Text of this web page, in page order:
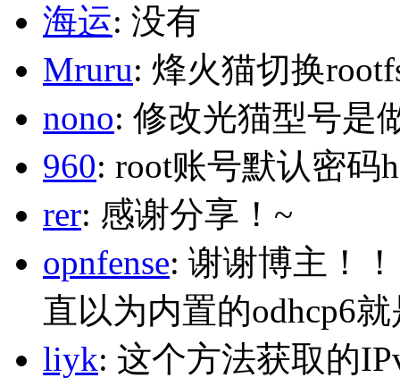
海运: 没有
Mruru: 烽火猫切换
nono: 修改光猫型号是
960: root账号默认密码
rer: 感谢分享！~
opnfense: 谢谢博主！
直以为内置的odhcp6
liyk: 这个方法获取的